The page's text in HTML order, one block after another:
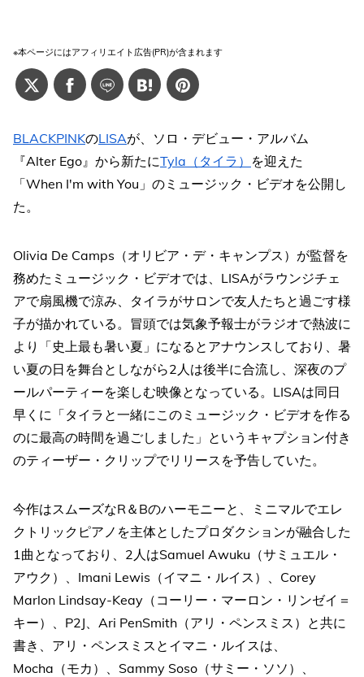
※本ページにはアフィリエイト広告(PR)が含まれます
BLACKPINKのLISAが、ソロ・デビュー・アルバム
『Alter Ego』から新たにTyla（タイラ） を迎えた
「When I'm with You」のミュージック・ビデオを公開し
た。
Olivia De Camps（オリビア・デ・キャンプス）が監督を
務めたミュージック・ビデオでは、LISAがラウンジチェ
アで扇風機で涼み、タイラがサロンで友人たちと過ごす様
子が描かれている。冒頭では気象予報士がラジオで熱波に
より「史上最も暑い夏」になるとアナウンスしており、暑
い夏の日を舞台としながら2人は後半に合流し、深夜のプ
ールパーティーを楽しむ映像となっている。LISAは同日
早くに「タイラと一緒にこのミュージック・ビデオを作る
のに最高の時間を過ごしました」というキャプション付き
のティーザー・クリップでリリースを予告していた。
今作はスムーズなR＆Bのハーモニーと、ミニマルでエレ
クトリックピアノを主体としたプロダクションが融合した
1曲となっており、2人はSamuel Awuku（サミュエル・
アウク）、Imani Lewis（イマニ・ルイス）、Corey
Marlon Lindsay-Keay（コーリー・マーロン・リンゼイ＝
キー）、P2J、Ari PenSmith（アリ・ペンスミス）と共に
書き、アリ・ペンスミスとイマニ・ルイスは、
Mocha（モカ）、Sammy Soso（サミー・ソソ）、